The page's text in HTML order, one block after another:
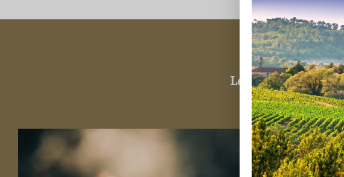
Le domaine